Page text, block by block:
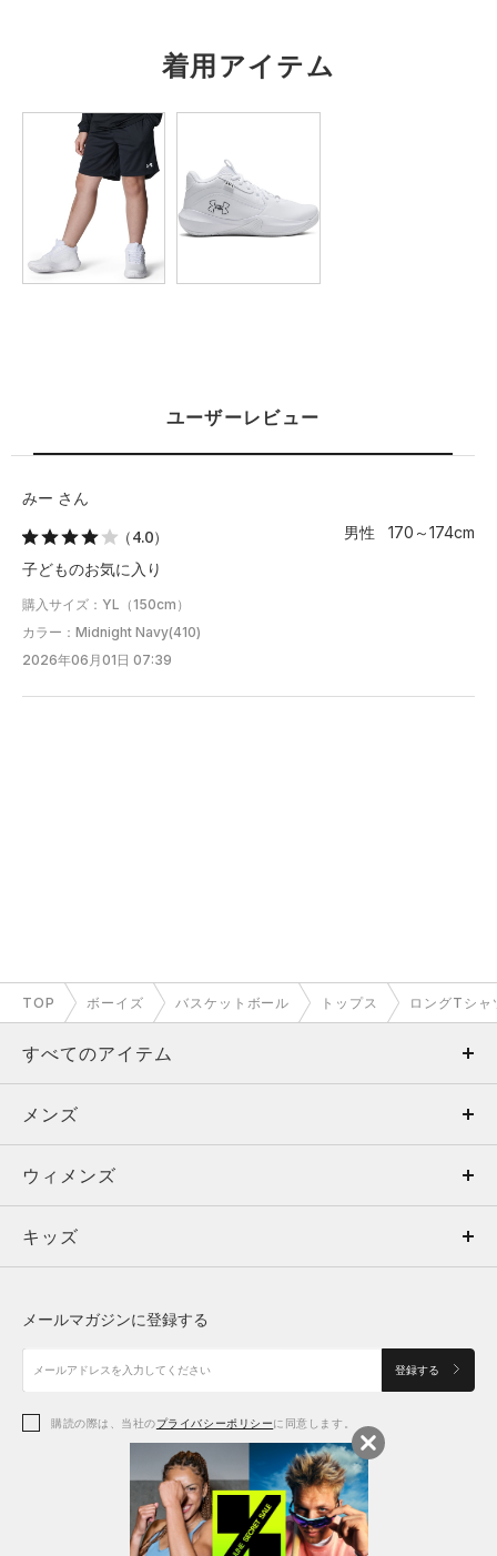
着用アイテム
ユーザーレビュー
みー さん
（4.0）
男性 170～174cm
子どものお気に入り
購入サイズ：YL（150cm）
カラー：Midnight Navy(410)
2026年06月01日 07:39
TOP ボーイズ バスケットボール トップス ロングTシャ
すべてのアイテム
メンズ
ウィメンズ
キッズ
アクセサリー
メンズ
トップス
ボトムス
アクセサリー
ウィメンズ
トップス
シューズ
アクセサリー
レギンス＆タイツ
キッズ
シューズ
メールマガジンに登録する
登録する
購読の際は、当社のプライバシーポリシーに同意します。